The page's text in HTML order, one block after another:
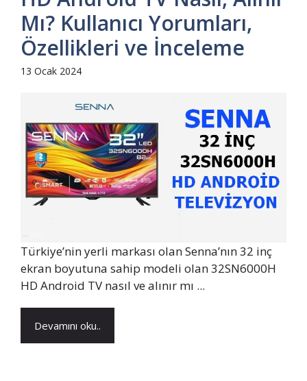
Mı? Kullanıcı Yorumları,
Özellikleri ve İnceleme
13 Ocak 2024
Türkiye’nin yerli markası olan Senna’nın 32 inç
ekran boyutuna sahip modeli olan 32SN6000H
HD Android TV nasıl ve alınır mı ...
Devamını oku..